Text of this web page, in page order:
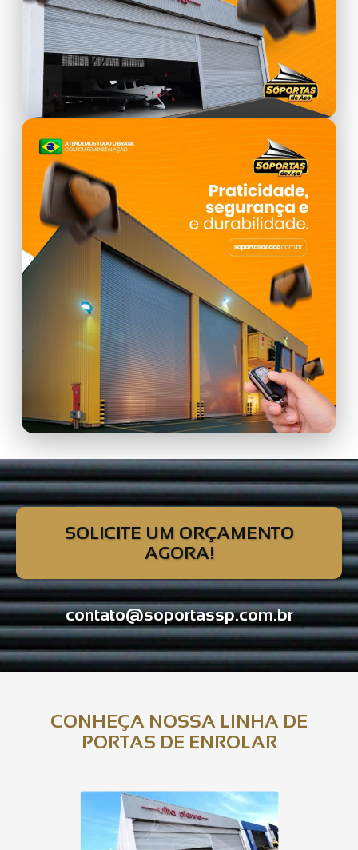
SOLICITE UM ORÇAMENTO
AGORA!
contato@soportassp.com.br
CONHEÇA NOSSA LINHA DE
PORTAS DE ENROLAR